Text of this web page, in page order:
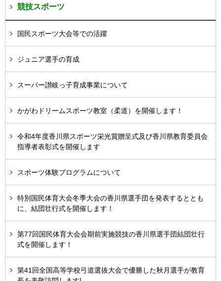
競技スポーツ
国民スポーツ大会等での活躍
ジュニア選手の育成
スーパー讃岐っ子育成事業について
かがわドリームスポーツ教室（柔道）を開催します！
令和4年度香川県スポーツ栄光賞贈呈式及び香川県教育委員会
指導者表彰式を開催します
スポーツ体験プログラムについて
特別国民体育大会冬季大会の香川県選手団を発表するととも
に、結団壮行式を開催します！
第77回国民体育大会会期前実施競技の香川県選手団結団壮行
式を開催します！
第41回全国高等学校弓道選抜大会で優勝した秋月選手が教育